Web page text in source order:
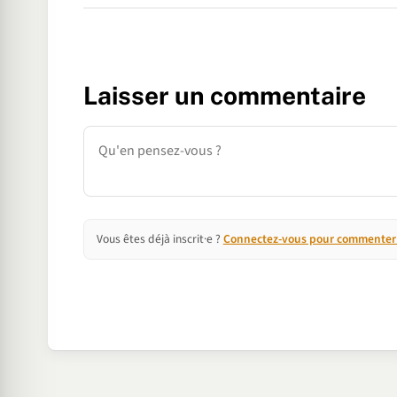
Laisser un commentaire
Commentaire
Vous êtes déjà inscrit·e ? Connectez-vous pour